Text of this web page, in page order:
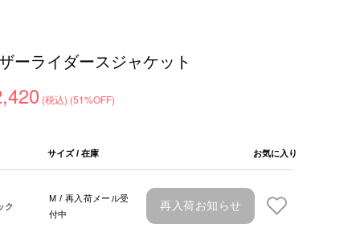
ーライダースジャケット
(税込) (51%OFF)
サイズ / 在庫 お気に入り
ク
M / 再入荷メール受
付中
再入荷お知らせ